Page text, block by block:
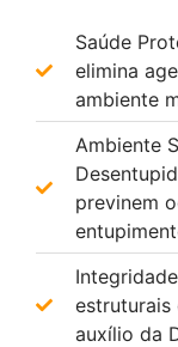
Saúde
elimina
ambiente
Ambiente
previnem
estruturais
auxílio da